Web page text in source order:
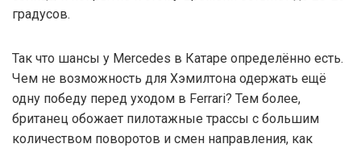
градусов.
Так что шансы у Mercedes в Катаре определённо есть.
Чем не возможность для Хэмилтона одержать ещё
одну победу перед уходом в Ferrari? Тем более,
британец обожает пилотажные трассы с большим
количеством поворотов и смен направления, как